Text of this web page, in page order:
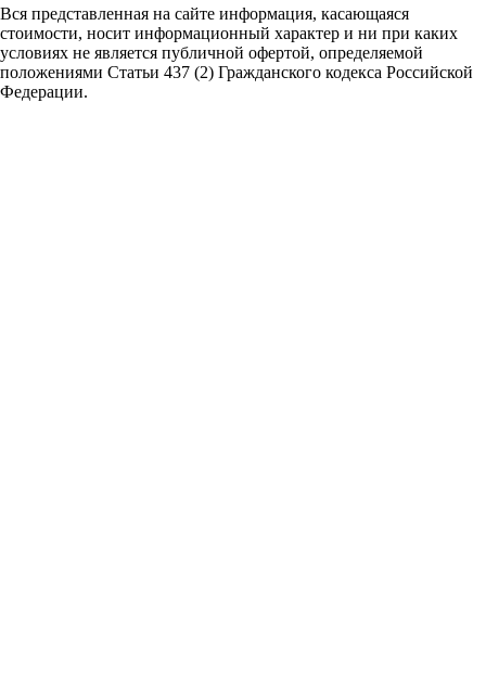
Вся представленная на сайте информация, касающаяся
стоимости, носит информационный характер и ни при каких
условиях не является публичной офертой, определяемой
положениями Статьи 437 (2) Гражданского кодекса Российской
Федерации.